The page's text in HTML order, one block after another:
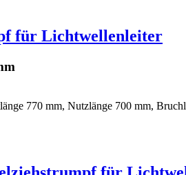
für Lichtwellenleiter
770 mm, Nutzlänge 700 mm,